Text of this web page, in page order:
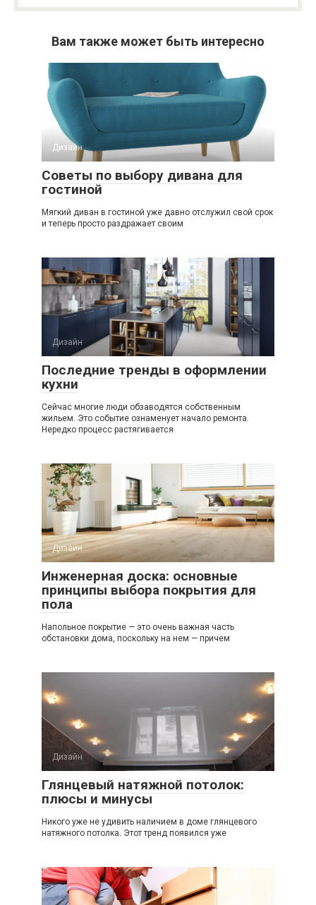
Вам также может быть интересно
Дизайн
Советы по выбору дивана для
гостиной
Мягкий диван в гостиной уже давно отслужил свой срок
и теперь просто раздражает своим
Дизайн
Последние тренды в оформлении
кухни
Сейчас многие люди обзаводятся собственным
жильем. Это событие ознаменует начало ремонта.
Нередко процесс растягивается
Дизайн
Инженерная доска: основные
принципы выбора покрытия для
пола
Напольное покрытие — это очень важная часть
обстановки дома, поскольку на нем — причем
Дизайн
Глянцевый натяжной потолок:
плюсы и минусы
Никого уже не удивить наличием в доме глянцевого
натяжного потолка. Этот тренд появился уже